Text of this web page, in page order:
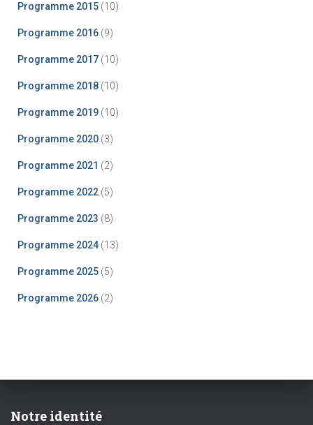
Programme 2015 (10)
Programme 2016 (9)
Programme 2017 (10)
Programme 2018 (10)
Programme 2019 (10)
Programme 2020 (3)
Programme 2021 (2)
Programme 2022 (5)
Programme 2023 (8)
Programme 2024 (13)
Programme 2025 (5)
Programme 2026 (2)
Notre identité